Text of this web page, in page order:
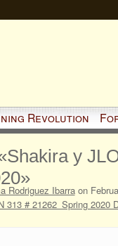
Revolution
y
Rodriguez Ibarraon
313 # 21262_Spring 2020